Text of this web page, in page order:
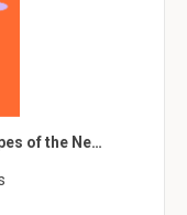
of the Ne…